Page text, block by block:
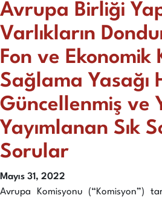
Avrupa Birliği
Varlıkların
Fon ve Ekonomik
Sağlama Yasağı
Güncellenmiş ve
Yayımlanan Sık
Sorular
Mayıs 31, 2022
Avrupa Komisyonu (“Komisyon”)